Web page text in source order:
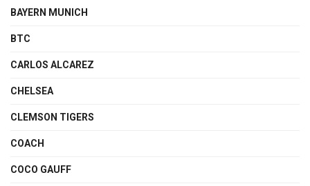
BAYERN MUNICH
BTC
CARLOS ALCAREZ
CHELSEA
CLEMSON TIGERS
COACH
COCO GAUFF